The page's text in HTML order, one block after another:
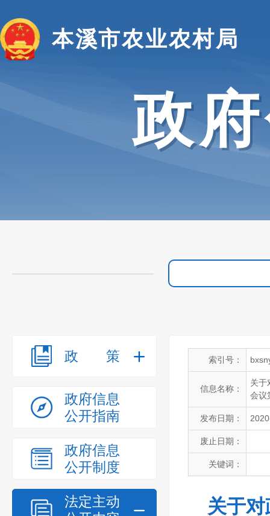
本溪市农业农村局
政
政策
政府信息
公开指南
政府信息
公开制度
法定主动
索引号：
信息名称：
关于
会议
发布日期：
废止日期：
关键词：
关于